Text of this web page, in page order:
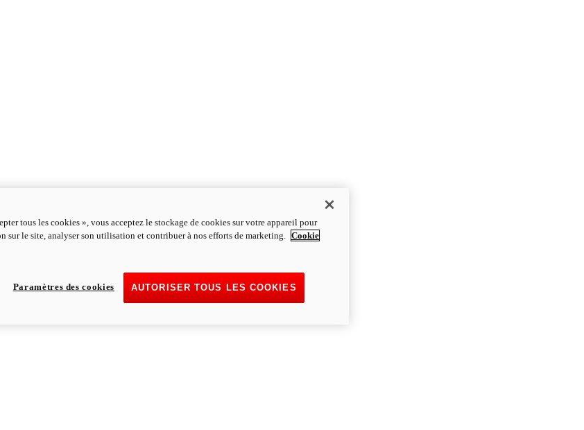
tous les cookies », vous acceptez le stockage de cookies sur votre appareil pour
sur le site, analyser son utilisation et contribuer à nos efforts de marketing. Cookie
AUTORISER TOUS LES COOKIES
Paramètres des cookies